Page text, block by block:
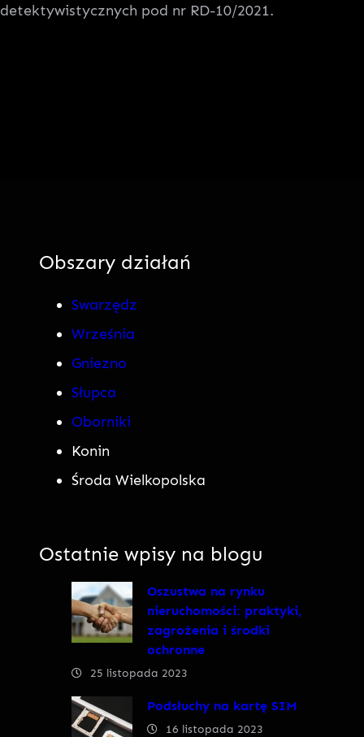
detektywistycznych pod nr RD-10/2021.
Obszary działań
Swarzędz
Września
Gniezno
Słupca
Oborniki
Konin
Środa Wielkopolska
Ostatnie wpisy na blogu
Oszustwa na rynku
nieruchomości: praktyki,
zagrożenia i środki
ochronne
25 listopada 2023
Podsłuchy na kartę SIM
16 listopada 2023